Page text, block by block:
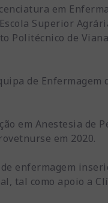
em
Superior
Politécnico de
de Enfermagem
em Anestesia de
em 2020.
enfermagem
tal como apoio a